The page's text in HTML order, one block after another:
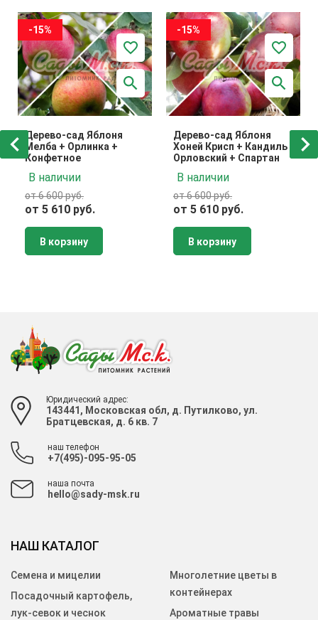
-15%
Дерево-сад Яблоня
Мелба + Орлинка +
Конфетное
В наличии
от 6 600 руб.
от 5 610 руб.
В корзину
-15%
Дерево-сад Яблоня
Хоней Крисп + Кандиль
Орловский + Спартан
В наличии
от 6 600 руб.
от 5 610 руб.
В корзину
Юридический адрес:
143441, Московская обл, д. Путилково, ул.
Братцевская, д. 6 кв. 7
наш телефон
+7(495)-095-95-05
наша почта
hello@sady-msk.ru
НАШ КАТАЛОГ
Семена и мицелии
Посадочный картофель,
лук-севок и чеснок
Многолетние цветы в
контейнерах
Ароматные травы